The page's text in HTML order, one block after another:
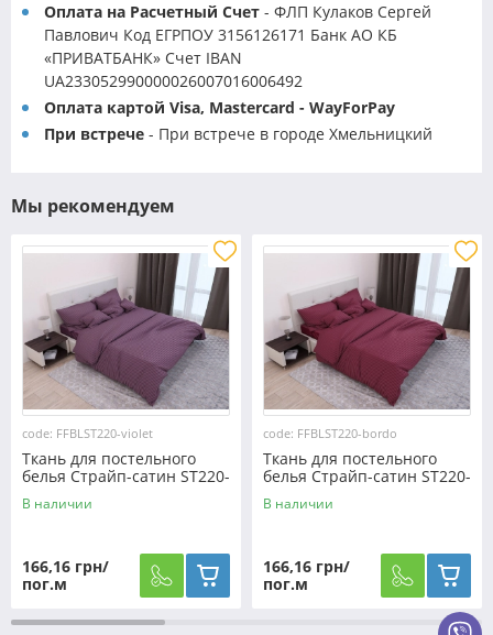
Оплата на Расчетный Счет - ФЛП Кулаков Сергей
Павлович Код ЕГРПОУ 3156126171 Банк АО КБ
«ПРИВАТБАНК» Счет IBAN
UA233052990000026007016006492
Оплата картой Visa, Mastercard - WayForPay
При встрече - При встрече в городе Хмельницкий
Мы рекомендуем
code: FFBLST220-violet
Ткань для постельного
белья Страйп-сатин ST220-
violet (60м)
В наличии
166,16 грн/
пог.м
code: FFBLST220-bordo
Ткань для постельного
белья Страйп-сатин ST220-
bordo (60м)
В наличии
166,16 грн/
пог.м